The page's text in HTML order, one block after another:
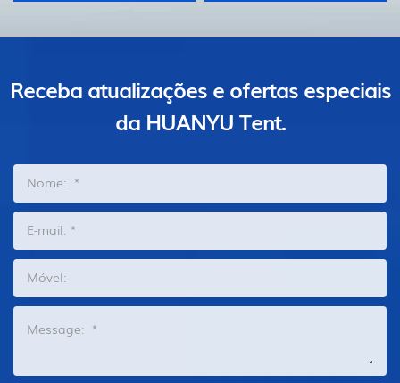
Receba atualizações e ofertas especiais
da HUANYU Tent.